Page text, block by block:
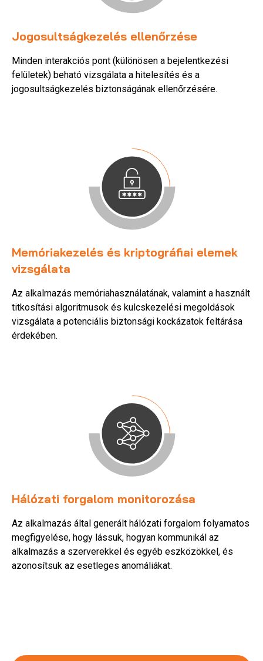
Jogosultságkezelés ellenőrzése
Minden interakciós pont (különösen a bejelentkezési
felületek) beható vizsgálata a hitelesítés és a
jogosultságkezelés biztonságának ellenőrzésére.
Memóriakezelés és kriptográfiai elemek
vizsgálata
Az alkalmazás memóriahasználatának, valamint a használt
titkosítási algoritmusok és kulcskezelési megoldások
vizsgálata a potenciális biztonsági kockázatok feltárása
érdekében.
Hálózati forgalom monitorozása
Az alkalmazás által generált hálózati forgalom folyamatos
megfigyelése, hogy lássuk, hogyan kommunikál az
alkalmazás a szerverekkel és egyéb eszközökkel, és
azonosítsuk az esetleges anomáliákat.